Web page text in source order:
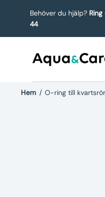
Behöver du hjälp?
44
Hem / O-ring till